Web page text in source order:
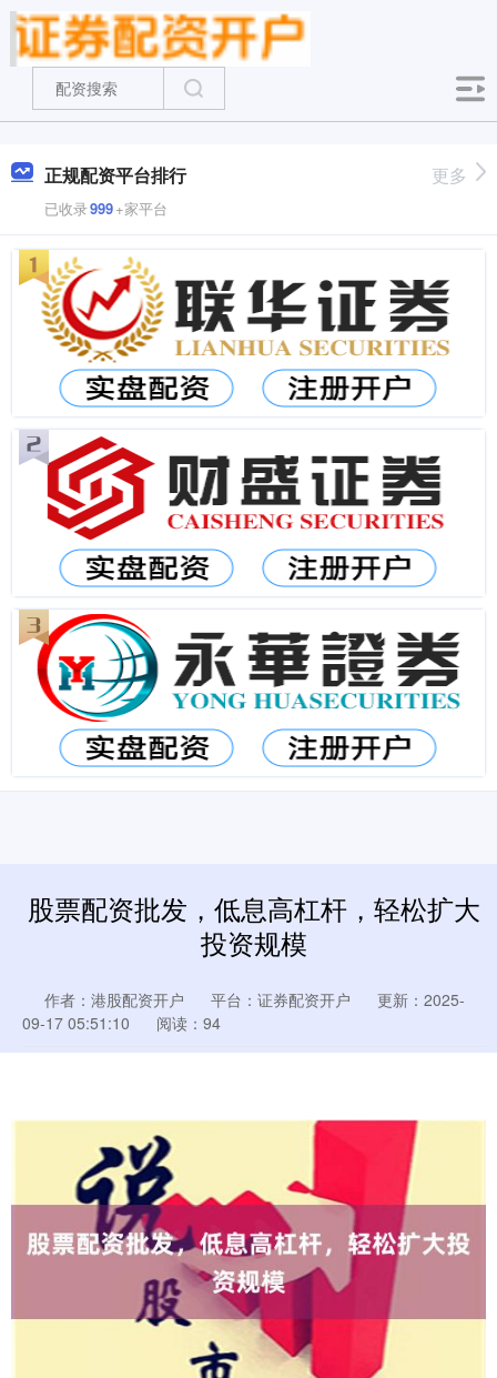
正规配资平台排行
已收录999+家平台
更多
股票配资批发，低息高杠杆，轻松扩大
投资规模
作者：港股配资开户 平台：证券配资开户
更新：2025-
09-17 05:51:10
阅读：94